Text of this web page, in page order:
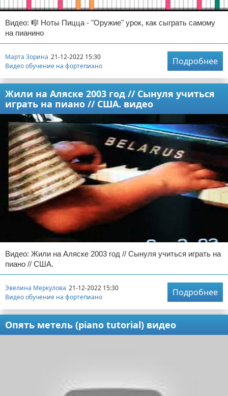
Видео: 🎼 Ноты Пицца - "Оружие" урок, как сыграть самому
на пианино
Марта Зорина 21-12-2022 15:30
Видео обучение на фортепиано
Подробнее
Жили на Аляске 2003 год // Сынуля учиться
играть на пиано // США. видео
Видео: Жили на Аляске 2003 год // Сынуля учиться играть на
пиано // США.
Эвелина Меркулова 21-12-2022 15:30
Видео обучение на фортепиано
Подробнее
Опять метель (piano tutorial) видео